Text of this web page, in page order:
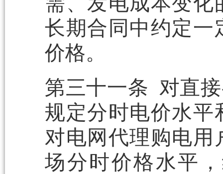
长期合同中约定一
价格。
第三十一条 对直
规定分时电价水平
对电网代理购电
场分时价格水平